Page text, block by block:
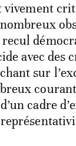
vivement
avec des
sur
cadre